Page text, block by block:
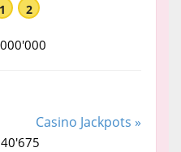
1 2
Casino Jackpots »